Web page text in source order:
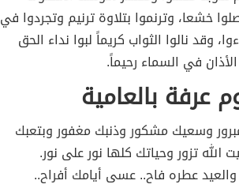
خشعا، وترنموا بتلاوة ترنيم وتجردوا في
وقد نالوا الثواب كريماً لبوا نداء الحق
في السماء رحيماً.
عرفة بالعامية
وسعيك مشكور وذنبك مغفور وبتعبك
الله تزور وحياتك كلها نور على نور.
عطره فاح.. عسى أيامك أفراح..